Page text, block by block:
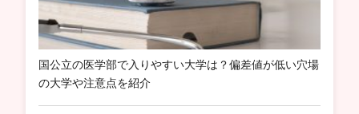
国公立の医学部で入りやすい大学は？偏差値が低い穴場
の大学や注意点を紹介